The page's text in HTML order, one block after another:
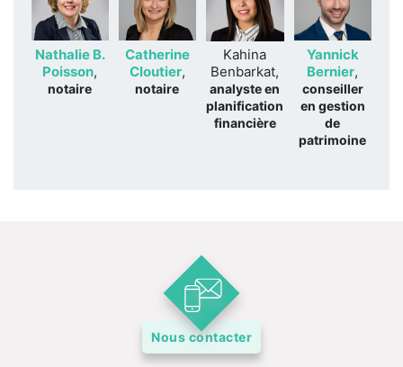
Nathalie B.
Poisson,
notaire
Catherine
Cloutier,
notaire
Kahina
Benbarkat,
analyste en
planification
financière
Yannick
Bernier,
conseiller
en gestion
de
patrimoine
Nous contacter